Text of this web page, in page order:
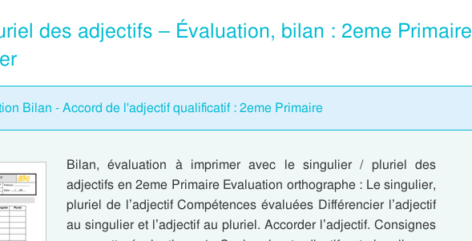
des adjectifs – Évaluation, bilan : 2eme Primaire
Bilan - Accord de l'adjectif qualificatif : 2eme Primaire
Bilan, évaluation à imprimer avec le singulier / pluriel des
adjectifs en 2eme Primaire Evaluation orthographe : Le singulier,
pluriel de l’adjectif Compétences évaluées Différencier l’adjectif
au singulier et l’adjectif au pluriel. Accorder l’adjectif. Consignes